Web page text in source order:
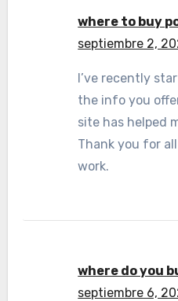
where to buy
septiembre 2,
I’ve recently
the info you
site has helped
Thank you for
work.
where do you
septiembre 6,